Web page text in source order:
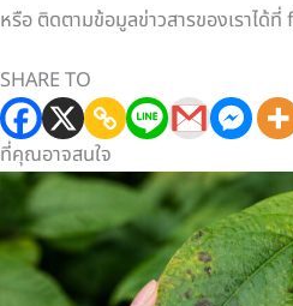
หรือ ติดตามข้อมูลข่าวสารของเราได้
SHARE TO
ที่คุณอาจสนใจ